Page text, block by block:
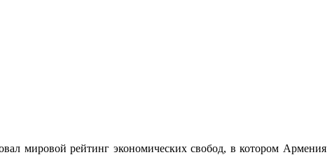
мировой рейтинг экономических свобод, в котором Армения